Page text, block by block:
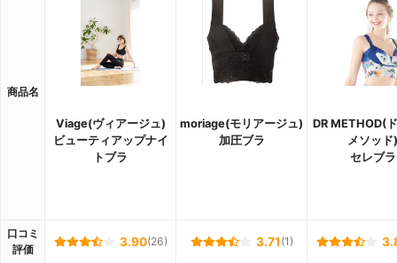
商品名
Viage(ヴィアージュ)
ビューティアップナイ
トブラ
moriage(モリアージュ)
加圧ブラ
DR METHOD(
メソッド)
セレブラ
口コミ
評価
3.90(26) 3.71 (1)